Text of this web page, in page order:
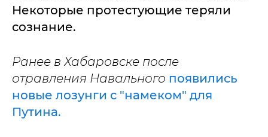
Некоторые протестующие теряли
сознание.
Ранее в Хабаровске после
отравления Навального появились
новые лозунги с "намеком" для
Путина.